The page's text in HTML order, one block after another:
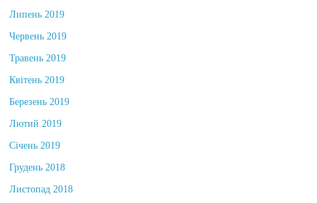
Липень 2019
Червень 2019
Травень 2019
Квітень 2019
Березень 2019
Лютий 2019
Січень 2019
Грудень 2018
Листопад 2018